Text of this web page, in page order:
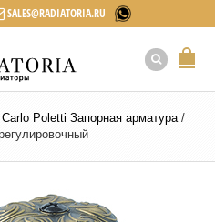
SALES@RADIATORIA.RU
Carlo Poletti Запорная арматура /